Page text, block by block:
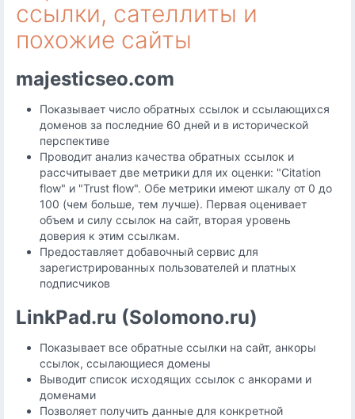
ссылки, сателлиты и
похожие сайты
majesticseo.com
Показывает число обратных ссылок и ссылающихся
доменов за последние 60 дней и в исторической
перспективе
Проводит анализ качества обратных ссылок и
рассчитывает две метрики для их оценки: "Citation
flow" и "Trust flow". Обе метрики имеют шкалу от 0 до
100 (чем больше, тем лучше). Первая оценивает
объем и силу ссылок на сайт, вторая уровень
доверия к этим ссылкам.
Предоставляет добавочный сервис для
зарегистрированных пользователей и платных
подписчиков
LinkPad.ru (Solomono.ru)
Показывает все обратные ссылки на сайт, анкоры
ссылок, ссылающиеся домены
Выводит список исходящих ссылок с анкорами и
доменами
Позволяет получить данные для конкретной